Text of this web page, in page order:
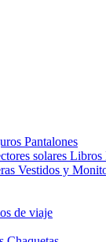
Pantalones
solares Libros
Vestidos y
de viaje